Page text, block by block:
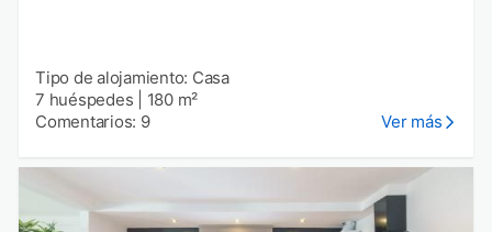
Tipo de alojamiento: Casa
7 huéspedes
180 m²
Comentarios: 9
Ver más